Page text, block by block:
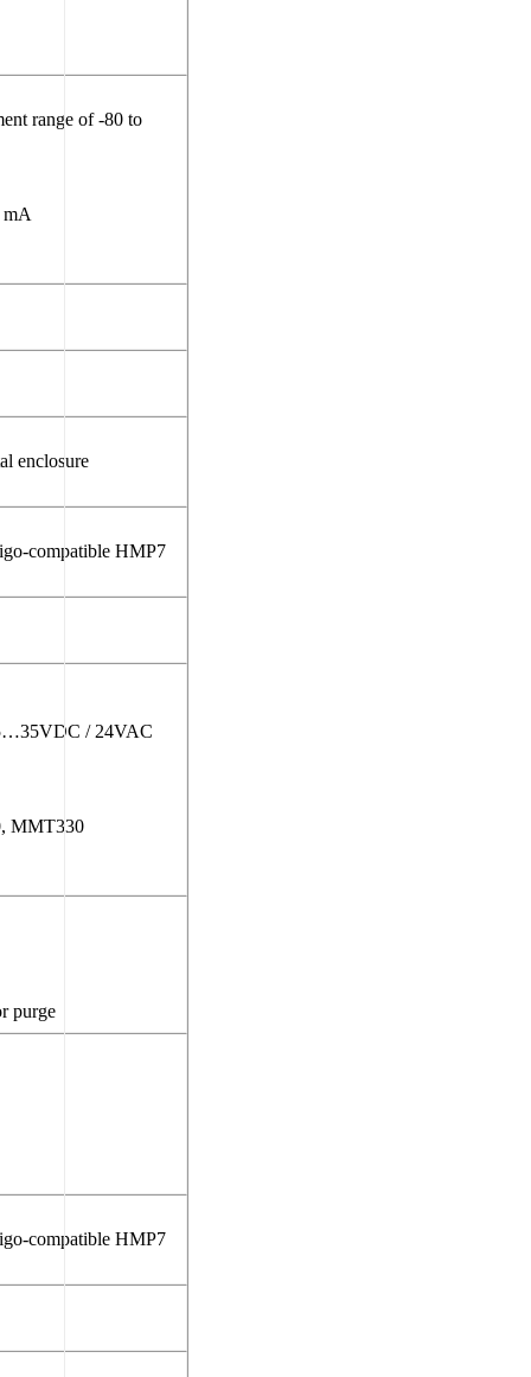
range of -80 to
enclosure
compatible HMP7
/ 24VAC
MMT330
purge
compatible HMP7